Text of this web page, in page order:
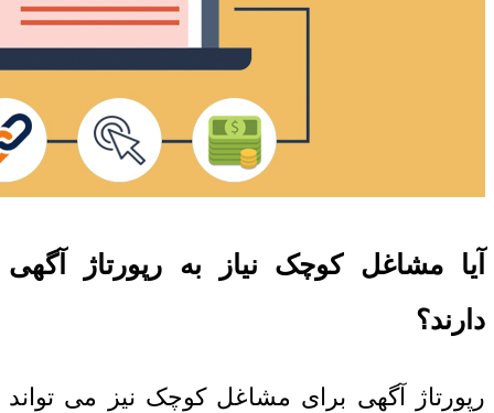
آیا مشاغل کوچک نیاز به رپورتاژ آگهی
دارند؟
رپورتاژ آگهی برای مشاغل کوچک نیز می تواند